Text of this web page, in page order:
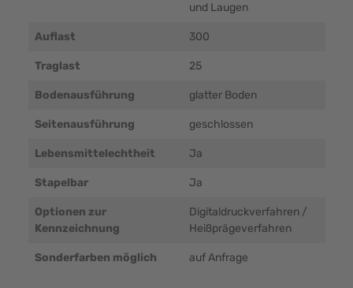
und Laugen
Auflast 300
Traglast 25
Bodenausführung glatter Boden
Seitenausführung geschlossen
Lebensmittelechtheit Ja
Stapelbar Ja
Optionen zur
Kennzeichnung
Digitaldruckverfahren /
Heißprägeverfahren
Sonderfarben möglich auf Anfrage